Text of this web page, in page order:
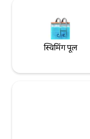
स्विमिंग पूल